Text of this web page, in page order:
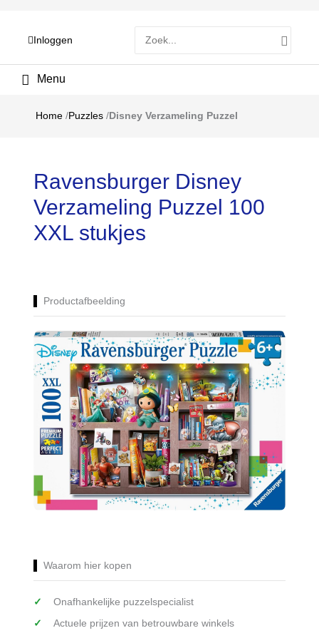
Inloggen
naar:
Hoofdmenu
Home /Puzzles /Disney Verzameling Puzzel
Ravensburger Disney
Verzameling Puzzel 100
XXL stukjes
Productafbeelding
Waarom hier kopen
Onafhankelijke puzzelspecialist
Actuele prijzen van betrouwbare winkels